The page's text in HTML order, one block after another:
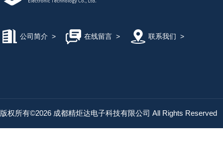
公司简介 > 在线留言> 联系我们 >
版权所有©2026 成都精炬达电子科技有限公司 All Rights Reserved